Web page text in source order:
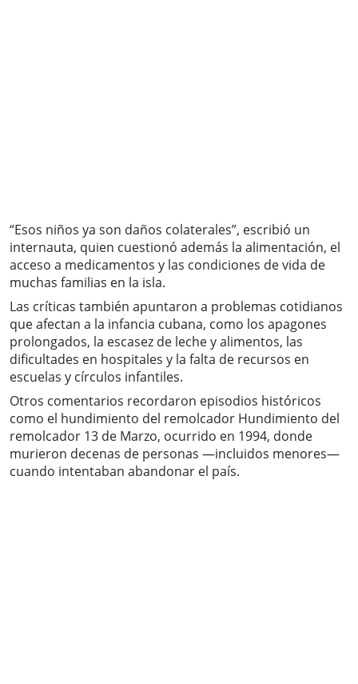
“Esos niños ya son daños colaterales”, escribió un
internauta, quien cuestionó además la alimentación, el
acceso a medicamentos y las condiciones de vida de
muchas familias en la isla.
Las críticas también apuntaron a problemas cotidianos
que afectan a la infancia cubana, como los apagones
prolongados, la escasez de leche y alimentos, las
dificultades en hospitales y la falta de recursos en
escuelas y círculos infantiles.
Otros comentarios recordaron episodios históricos
como el hundimiento del remolcador Hundimiento del
remolcador 13 de Marzo, ocurrido en 1994, donde
murieron decenas de personas —incluidos menores—
cuando intentaban abandonar el país.